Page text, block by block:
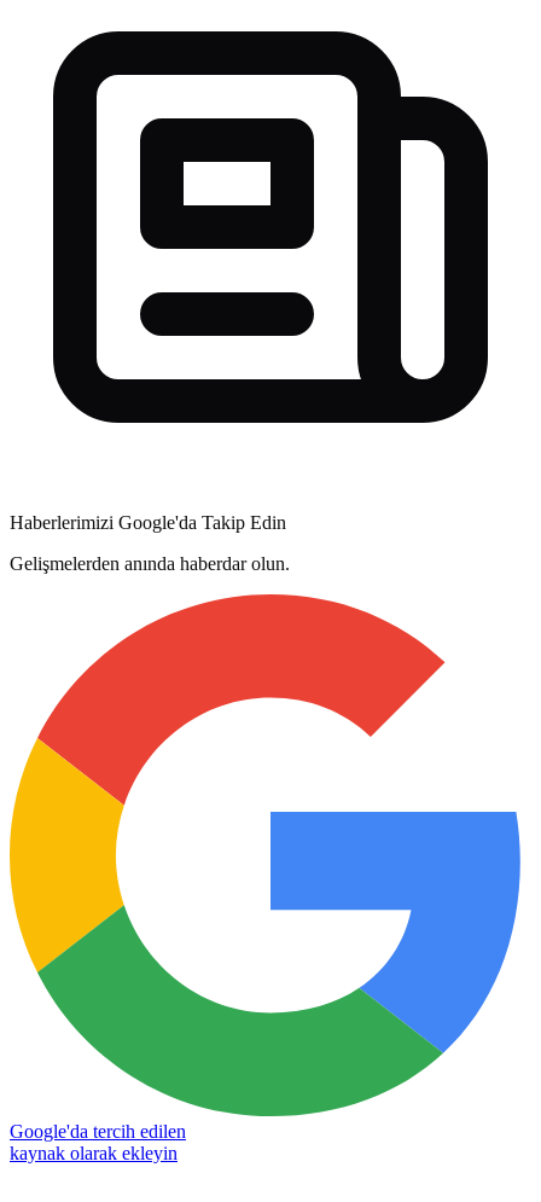
Haberlerimizi Google'da Takip Edin
Gelişmelerden anında haberdar olun.
Google'da tercih edilen
kaynak olarak ekleyin